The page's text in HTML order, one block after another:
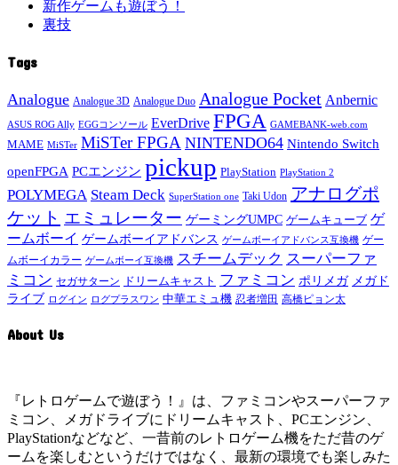
新作ゲームも遊ぼう！
裏技
Tags
Analogue Analogue 3D Analogue Duo Analogue Pocket Anbernic
ASUS ROG Ally EGGコンソール EverDrive FPGA GAMEBANK-web.com
MAME MiSTer MiSTer FPGA NINTENDO64 Nintendo Switch
openFPGA PCエンジン pickup PlayStation PlayStation 2
POLYMEGA Steam Deck SuperStation one Taki Udon アナログポ
ケット エミュレーター ゲーミングUMPC ゲームキューブ ゲ
ームボーイ ゲームボーイアドバンス ゲームボーイアドバンス互換機 ゲー
ムボーイカラー ゲームボーイ互換機 スチームデック スーパーファ
ミコン セガサターン ドリームキャスト ファミコン ポリメガ メガド
ライブ ログイン ログプラスワン 中華エミュ機 忍者増田 高橋ピョン太
About Us
『レトロゲームで遊ぼう！』は、ファミコンやスーパーファ
ミコン、メガドライブにドリームキャスト、PCエンジン、
PlayStationなどなど、一昔前のレトロゲーム機をただ昔のゲ
ームを楽しむというだけではなく、最新の環境でも楽しみた